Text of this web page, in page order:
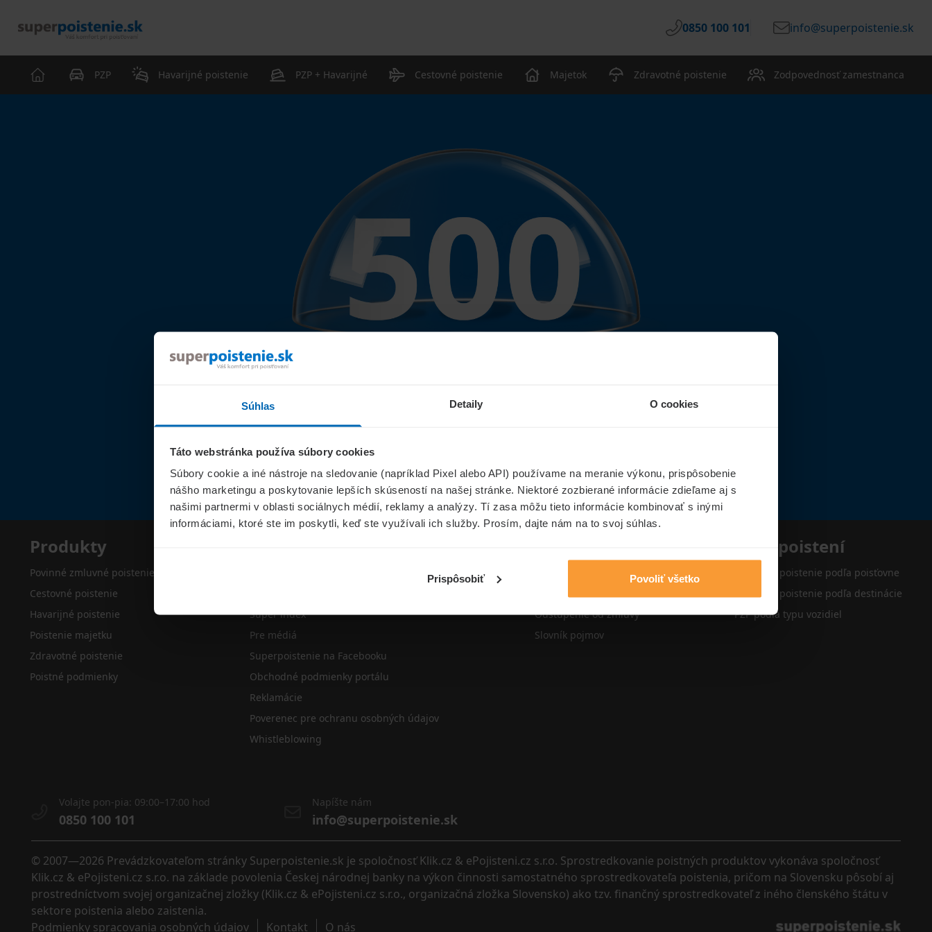
Súhlas Detaily O cookies
Táto webstránka používa súbory cookies
Súbory cookie a iné nástroje na sledovanie (napríklad Pixel alebo API) používame na meranie výkonu, prispôsobenie
nášho marketingu a poskytovanie lepších skúseností na našej stránke. Niektoré zozbierané informácie zdieľame aj s
našimi partnermi v oblasti sociálnych médií, reklamy a analýzy. Tí zasa môžu tieto informácie kombinovať s inými
informáciami, ktoré ste im poskytli, keď ste využívali ich služby. Prosím, dajte nám na to svoj súhlas.
Prispôsobiť Povoliť všetko
0850 100 101 info@superpoistenie.sk
PZP Havarijné poistenie PZP + Havarijné Cestovné poistenie Majetok Zdravotné poistenie Zodpovednosť zamestnanca
Niečo sa pokazilo...
Produkty
Povinné zmluvné poistenie
Cestovné poistenie
Havarijné poistenie
Poistenie majetku
Zdravotné poistenie
Poistné podmienky
Super index
Pre médiá
Superpoistenie na Facebooku
Obchodné podmienky portálu
Reklamácie
Poverenec pre ochranu osobných údajov
Whistleblowing
Poisťovne
Odstúpenie od zmluvy
Slovník pojmov
Typy poistení
Cestovné poistenie podľa poisťovne
Cestovné poistenie podľa destinácie
PZP podľa typu vozidiel
Volajte pon-pia: 09:00–17:00 hod
0850 100 101
Napíšte nám
info@superpoistenie.sk
© 2007—2026 Prevádzkovateľom stránky Superpoistenie.sk je spoločnosť Klik.cz & ePojisteni.cz s.r.o. Sprostredkovanie poistných produktov vykonáva spoločnosť
Klik.cz & ePojisteni.cz s.r.o. na základe povolenia Českej národnej banky na výkon činnosti samostatného sprostredkovateľa poistenia, pričom na Slovensku pôsobí aj
prostredníctvom svojej organizačnej zložky (Klik.cz & ePojisteni.cz s.r.o., organizačná zložka Slovensko) ako tzv. finančný sprostredkovateľ z iného členského štátu v
sektore poistenia alebo zaistenia.
Podmienky spracovania osobných údajov
Kontakt O nás